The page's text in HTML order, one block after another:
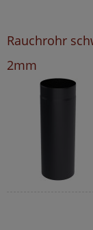
Rauchrohr
2mm